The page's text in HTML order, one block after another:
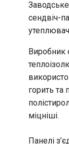
сендвіч-
Виробник
горить та
міцніші.
Панелі